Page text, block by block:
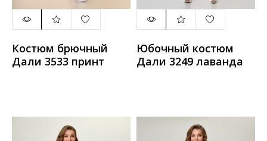
Костюм брючный
Дали 3533 принт
Юбочный костюм
Дали 3249 лаванда